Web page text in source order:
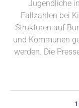
Jugendliche
Fallzahlen bei
Strukturen auf
und Kommunen
werden. Die